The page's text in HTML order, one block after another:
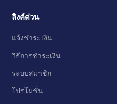
ลิงค์ด่วน
แจ้งชำระเงิน
วิธีการชำระเงิน
ระบบสมาชิก
โปรโมชั่น